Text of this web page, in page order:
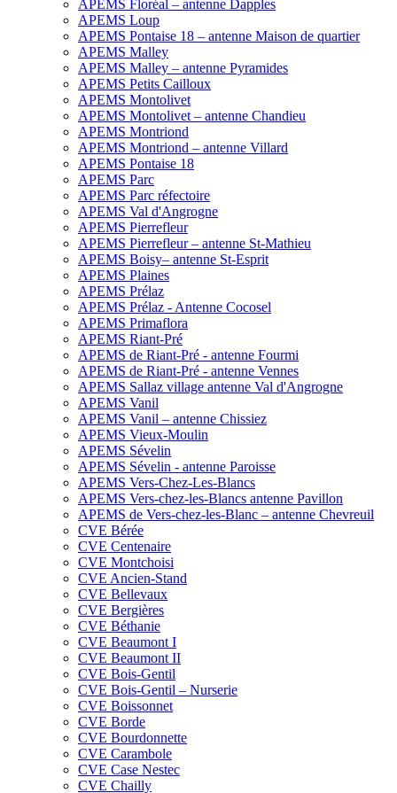
APEMS Floréal – antenne Dapples
APEMS Loup
APEMS Pontaise 18 – antenne Maison de quartier
APEMS Malley
APEMS Malley – antenne Pyramides
APEMS Petits Cailloux
APEMS Montolivet
APEMS Montolivet – antenne Chandieu
APEMS Montriond
APEMS Montriond – antenne Villard
APEMS Pontaise 18
APEMS Parc
APEMS Parc réfectoire
APEMS Val d'Angrogne
APEMS Pierrefleur
APEMS Pierrefleur – antenne St-Mathieu
APEMS Boisy– antenne St-Esprit
APEMS Plaines
APEMS Prélaz
APEMS Prélaz - Antenne Cocosel
APEMS Primaflora
APEMS Riant-Pré
APEMS de Riant-Pré - antenne Fourmi
APEMS de Riant-Pré - antenne Vennes
APEMS Sallaz village antenne Val d'Angrogne
APEMS Vanil
APEMS Vanil – antenne Chissiez
APEMS Vieux-Moulin
APEMS Sévelin
APEMS Sévelin - antenne Paroisse
APEMS Vers-Chez-Les-Blancs
APEMS Vers-chez-les-Blancs antenne Pavillon
APEMS de Vers-chez-les-Blanc – antenne Chevreuil
CVE Bérée
CVE Centenaire
CVE Montchoisi
CVE Ancien-Stand
CVE Bellevaux
CVE Bergières
CVE Béthanie
CVE Beaumont I
CVE Beaumont II
CVE Bois-Gentil
CVE Bois-Gentil – Nurserie
CVE Boissonnet
CVE Borde
CVE Bourdonnette
CVE Carambole
CVE Case Nestec
CVE Chailly